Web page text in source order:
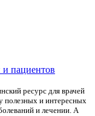
ресурс для врачей
полезных и интересных
и лечении. А